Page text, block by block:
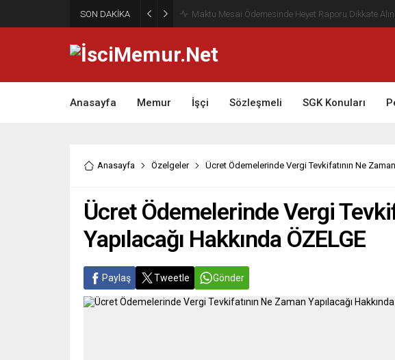
SON DAKİKA Maktu Mesai Ödemesinde Heyet Raporu Dikkate
Anasayfa Memur İşçi Sözleşmeli SGK Konuları
Anasayfa Özelgeler Ücret Ödemelerinde Vergi Tevkifatının Ne
Ücret Ödemelerinde Vergi
Yapılacağı Hakkında ÖZELGE
Paylaş Tweetle Gönder